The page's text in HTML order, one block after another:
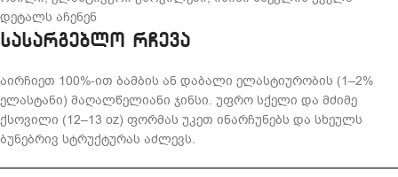
დეტალს აჩენენ
სასარგებლო რჩევა
აირჩიეთ 100%-ით ბამბის ან დაბალი ელასტიურობის (1–2%
ელასტანი) მაღალწელიანი ჯინსი. უფრო სქელი და მძიმე
ქსოვილი (12–13 oz) ფორმას უკეთ ინარჩუნებს და სხეულს
ბუნებრივ სტრუქტურას აძლევს.